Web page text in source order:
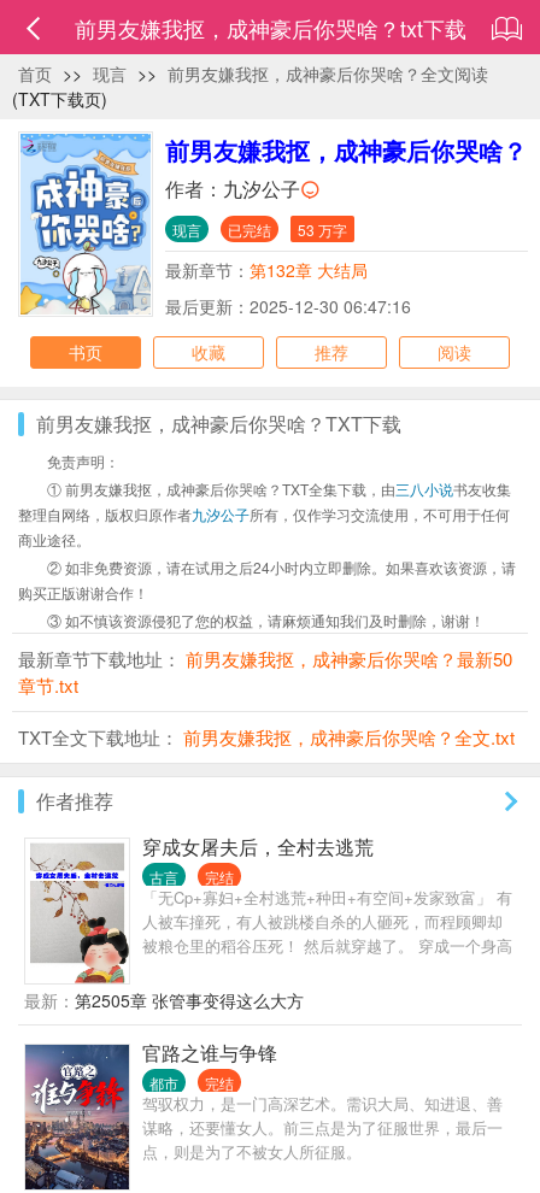
前男友嫌我抠，成神豪后你哭啥？txt下载
首页 >> 现言 >> 前男友嫌我抠，成神豪后你哭啥？全文阅读
(TXT下载页)
前男友嫌我抠，成神豪后你哭啥？
作者： 九汐公子
现言 已完结 53 万字
最新章节： 第132章 大结局
最后更新：2025-12-30 06:47:16
书页
收藏 推荐 阅读
前男友嫌我抠，成神豪后你哭啥？TXT下载
免责声明：
① 前男友嫌我抠，成神豪后你哭啥？TXT全集下载，由三八小说书友收集
整理自网络，版权归原作者九汐公子所有，仅作学习交流使用，不可用于任何
商业途径。
② 如非免费资源，请在试用之后24小时内立即删除。如果喜欢该资源，请
购买正版谢谢合作！
③ 如不慎该资源侵犯了您的权益，请麻烦通知我们及时删除，谢谢！
最新章节下载地址： 前男友嫌我抠，成神豪后你哭啥？最新50
章节.txt
TXT全文下载地址： 前男友嫌我抠，成神豪后你哭啥？全文.txt
作者推荐
穿成女屠夫后，全村去逃荒
古言 完结
「无Cp+寡妇+全村逃荒+种田+有空间+发家致富」 有
人被车撞死，有人被跳楼自杀的人砸死，而程顾卿却
被粮仓里的稻谷压死！ 然后就穿越了。 穿成一个身高
剩女直接进级给人当祖母，白捡一堆儿女儿媳孙子。
大儿高大壮实如猩猩金刚， 二儿又矮又瘦如麻杆， 三
儿平平无奇却心比天高， 大女儿长得标致性格却火
爆， 小女儿，唉，又矮又圆又懦弱。 程顾卿还没来得
及悲春伤秋，村长家的孙子就跑来通知全村要逃荒逃
兵役。 寻找水源，赤手打虎，与灾民混战......终于全
村找到一个安稳地方，大家齐心开荒种地，发家致
富，努力奔小康。 多年以后，耄耄之年的程寡妇即将
最新： 第2505章 张管事变得这么大方
官路之谁与争锋
都市 完结
驾驭权力，是一门高深艺术。需识大局、知进退、善
谋略，还要懂女人。前三点是为了征服世界，最后一
点，则是为了不被女人所征服。